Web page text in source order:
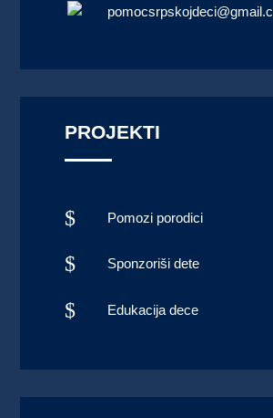
PROJEKTI
$ Pomozi porodici
$ Sponzoriši dete
$ Edukacija dece